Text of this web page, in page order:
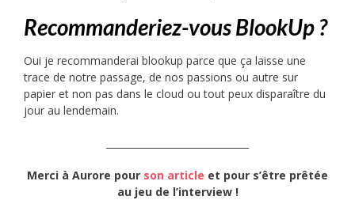
Recommanderiez-vous BlookUp ?
Oui je recommanderai blookup parce que ça laisse une
trace de notre passage, de nos passions ou autre sur
papier et non pas dans le cloud ou tout peux disparaître du
jour au lendemain.
Merci à Aurore pour son article et pour s’être prêtée
au jeu de l’interview !